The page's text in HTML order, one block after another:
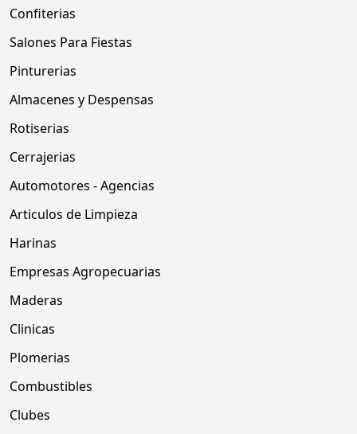
Confiterias
Salones Para Fiestas
Pinturerias
Almacenes y Despensas
Rotiserias
Cerrajerias
Automotores - Agencias
Articulos de Limpieza
Harinas
Empresas Agropecuarias
Maderas
Clinicas
Plomerias
Combustibles
Clubes